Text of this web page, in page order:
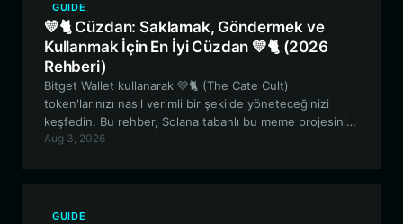
GUIDE
💛🐈 Cüzdan: Saklamak, Göndermek ve
Kullanmak İçin En İyi Cüzdan 💛🐈 (2026
Rehberi)
Bitget Wallet kullanarak 💛🐈 (The Cate Cult)
token'larınızı nasıl verimli bir şekilde yöneteceğinizi
keşfedin. Bu rehber, Solana tabanlı bu meme projesinin
kökenlerinden, alım satım ve topluluk yönetimi için
Aug 3, 2026
GUIDE